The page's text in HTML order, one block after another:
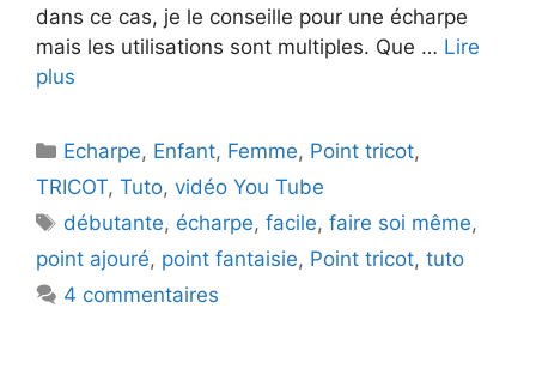
dans ce cas, je le conseille pour une écharpe
mais les utilisations sont multiples. Que … Lire
plus
Catégories
Echarpe, Enfant, Femme, Point tricot,
TRICOT, Tuto, vidéo You Tube
Étiquettes
débutante, écharpe,facile,faire soi même,
point ajouré, point fantaisie, Point tricot, tuto
4 commentaires